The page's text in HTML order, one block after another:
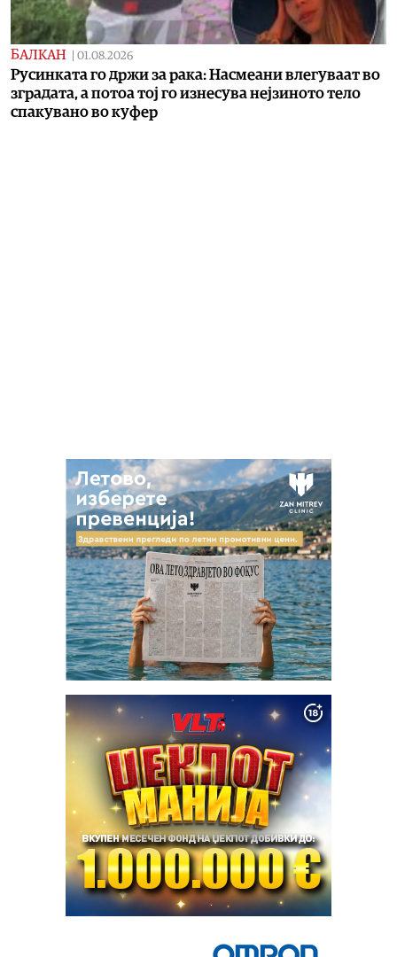
БАЛКАН | 01.08.2026
Русинката го држи за рака: Насмеани влегуваат во
зградата, а потоа тој го изнесува нејзиното тело
спакувано во куфер